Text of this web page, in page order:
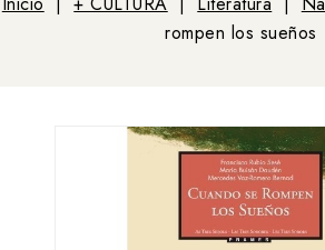
rompen los sueños